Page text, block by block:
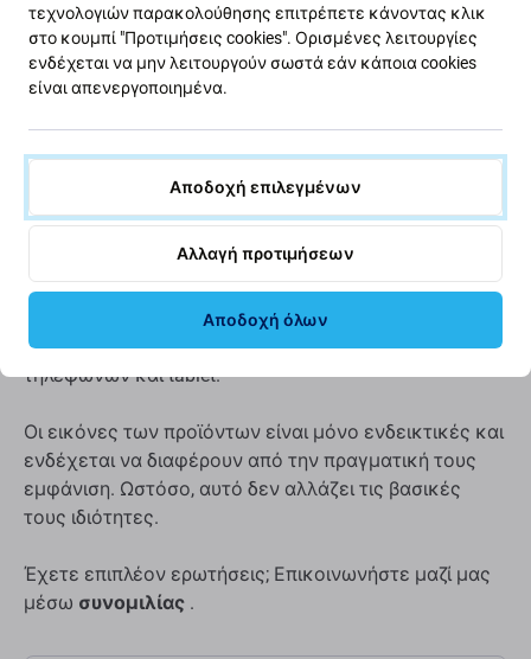
QianLi - Πένσα αποσυναρμολόγησης
- 0,1 mm (Εξαιρετικά λεπτή)
αποσυναρμολόγηση και εργασίες σέρβις σε κινητά
άκρη περνάει εύκολα ανάμεσα στα πιο σκληρά κενά
στις πιο σκληρές συσκευές και, χάρη στην ευελιξία
της, διευκολύνει το άνοιγμα των συσκευών. Το
εργαλείο έχει σχεδιαστεί έτσι ώστε η συσκευή να μην
καταστρέφεται κατά το άνοιγμα ή την τοποθέτηση
τηλεφώνων και tablet.
Οι εικόνες των προϊόντων είναι μόνο ενδεικτικές και
ενδέχεται να διαφέρουν από την πραγματική τους
εμφάνιση. Ωστόσο, αυτό δεν αλλάζει τις βασικές
τους ιδιότητες.
Έχετε επιπλέον ερωτήσεις; Επικοινωνήστε μαζί μας
μέσω συνομιλίας .
τεχνολογιών παρακολούθησης επιτρέπετε κάνοντας κλικ
στο κουμπί "Προτιμήσεις cookies". Ορισμένες λειτουργίες
ενδέχεται να μην λειτουργούν σωστά εάν κάποια cookies
είναι απενεργοποιημένα.
Αποδοχή επιλεγμένων
Αλλαγή προτιμήσεων
Αποδοχή όλων